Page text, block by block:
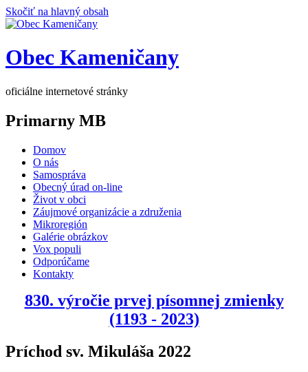
Skočiť na hlavný obsah
Obec Kameničany
oficiálne internetové stránky
Primarny MB
Domov
O nás
Samospráva
Obecný úrad on-line
Život v obci
Záujmové organizácie a združenia
Mikroregión
Galérie obrázkov
Vox populi
Odporúčame
Kontakty
830. výročie prvej písomnej zmienky
(1193 - 2023)
Príchod sv. Mikuláša 2022